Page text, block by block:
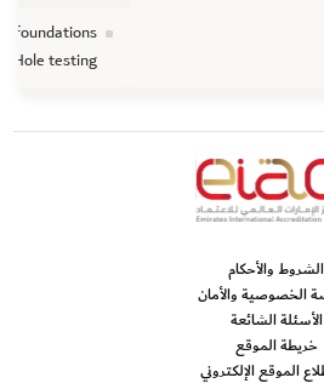
foundations
Hole testing
الشروط والأحكام
الخصوصية والأمان
الأسئلة الشائعة
خريطة الموقع
الموقع الإلكتروني